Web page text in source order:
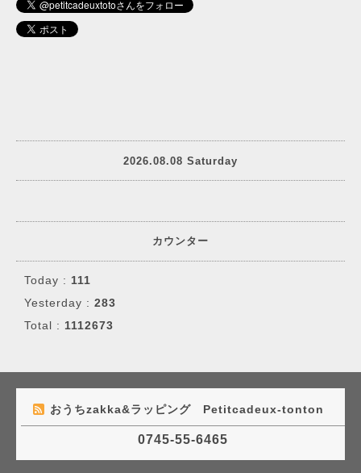
2026.08.08 Saturday
カウンター
Today : 111
Yesterday : 283
Total : 1112673
おうちzakka&ラッピング Petitcadeux-tonton
0745-55-6465